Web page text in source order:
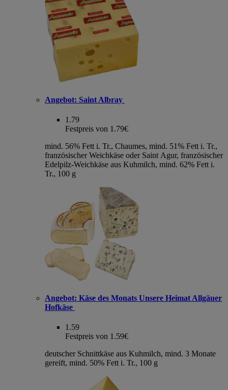
Angebot: Saint Albray
1.79
Festpreis von 1.79€
mind. 56% Fett i. Tr., Chaumes, mind. 51% Fett i. Tr.,
französischer Weichkäse oder Saint Agur, französischer
Edelpilz-Weichkäse aus Kuhmilch, mind. 62% Fett i.
Tr., 100 g
Angebot: Käse des Monats Unsere Heimat Allgäuer
Hofkäse
1.59
Festpreis von 1.59€
deutscher Schnittkäse aus Kuhmilch, mind. 3 Monate
gereift, mind. 50% Fett i. Tr., 100 g